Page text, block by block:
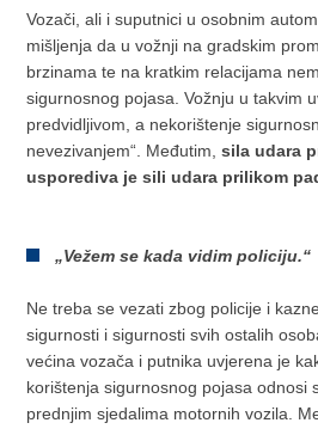
Vozači, ali i suputnici u osobnim
mišljenja da u vožnji na gradskim
brzinama te na kratkim relacijama
sigurnosnog pojasa. Vožnju u takvim
predvidljivom, a nekorištenje
nevezivanjem“. Međutim,sila udara
usporediva je sili udara prilikom
„Vežem se kada vidim policiju.“
Ne treba se vezati zbog policije i
sigurnosti i sigurnosti svih ostalih
većina vozača i putnika uvjerena je
korištenja sigurnosnog pojasa odnosi
prednjim sjedalima motornih vozila.